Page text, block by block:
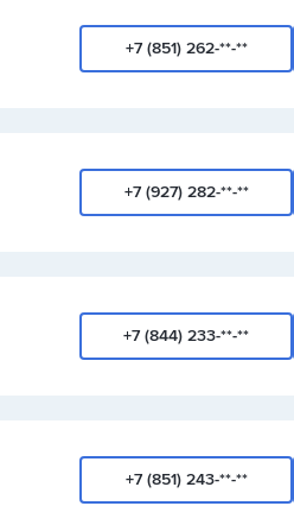
+7 (851) 262-**-**
+7 (927) 282-**-**
+7 (844) 233-**-**
+7 (851) 243-**-**